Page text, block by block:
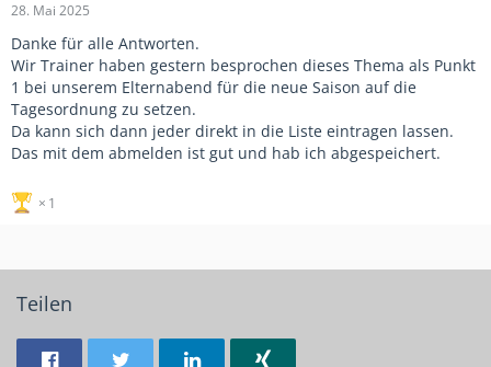
28. Mai 2025
Danke für alle Antworten.
Wir Trainer haben gestern besprochen dieses Thema als Punkt
1 bei unserem Elternabend für die neue Saison auf die
Tagesordnung zu setzen.
Da kann sich dann jeder direkt in die Liste eintragen lassen.
Das mit dem abmelden ist gut und hab ich abgespeichert.
1
Teilen